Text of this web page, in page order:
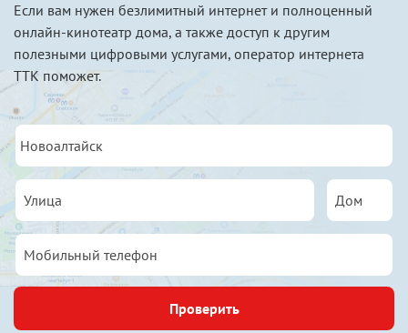
Если вам нужен безлимитный интернет и полноценный
онлайн-кинотеатр дома, а также доступ к другим
полезными цифровыми услугами, оператор интернета
ТТК поможет.
Проверить